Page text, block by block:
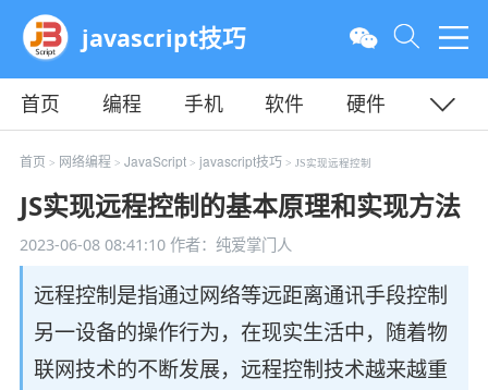
javascript技巧
首页 编程 手机 软件
硬件
教程
平面 服务器
首页 > 网络编程 > JavaScript> javascript技巧 > JS实现远程控制
JS实现远程控制的基本原理和实现方法
2023-06-08 08:41:10作者：纯爱掌门人
远程控制是指通过网络等远距离通讯手段控制
另一设备的操作行为，在现实生活中，随着物
联网技术的不断发展，远程控制技术越来越重